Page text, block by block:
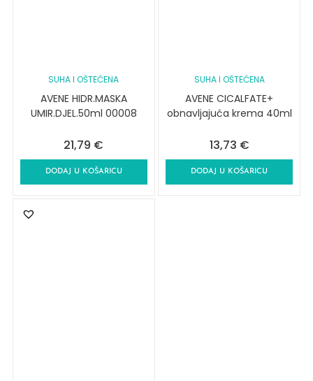
SUHA I OŠTEĆENA
AVENE HIDR.MASKA
UMIR.DJEL.50ml 00008
21,79 €
DODAJ U KOŠARICU
SUHA I OŠTEĆENA
AVENE CICALFATE+
obnavljajuća krema 40ml
13,73 €
DODAJ U KOŠARICU